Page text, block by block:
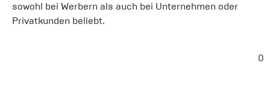
sowohl bei Werbern als auch bei Unternehmen oder
Privatkunden beliebt.
0